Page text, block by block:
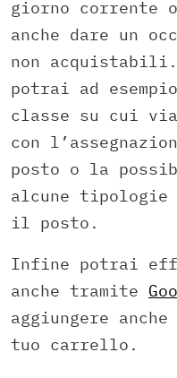
giorno corrente
anche dare un
non
potrai ad
classe su cui
con
posto o la
alcune tipologie
il posto.
Infine potrai
anche tramite
aggiungere
tuo carrello.